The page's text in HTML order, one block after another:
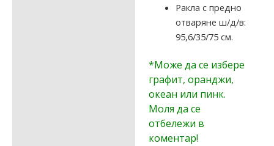
Ракла с предно
отваряне ш/д/в:
95,6/35/75 см.
*Може да се избере
графит, оранджи,
океан или пинк.
Моля да се
отбележи в
коментар!